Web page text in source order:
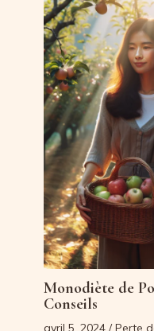
Monodiète de
Conseils
avril 5, 2024 /Perte